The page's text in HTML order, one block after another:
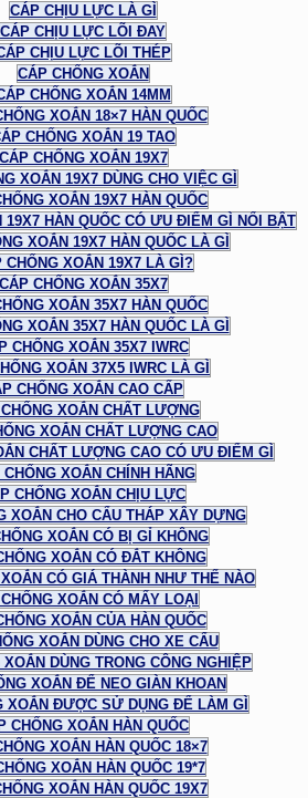
CÁP CHỊU LỰC LÀ GÌ
CÁP CHỊU LỰC LÕI ĐAY
CHỊU LỰC LÕI THÉP
CÁP CHỐNG XOẮN
CHỐNG XOẮN 14MM
XOẮN 18×7 HÀN QUỐC
CHỐNG XOẮN 19 TAO
CÁP CHỐNG XOẮN 19X7
XOẮN 19X7 DÙNG CHO VIỆC GÌ
XOẮN 19X7 HÀN QUỐC
19X7 HÀN QUỐC CÓ ƯU ĐIỂM GÌ NỔI BẬT
XOẮN 19X7 HÀN QUỐC LÀ GÌ
CHỐNG XOẮN 19X7 LÀ GÌ?
CÁP CHỐNG XOẮN 35X7
XOẮN 35X7 HÀN QUỐC
XOẮN 35X7 HÀN QUỐC LÀ GÌ
CHỐNG XOẮN 35X7 IWRC
XOẮN 37X5 IWRC LÀ GÌ
CHỐNG XOẮN CAO CẤP
XOẮN CHẤT LƯỢNG
XOẮN CHẤT LƯỢNG CAO
CHẤT LƯỢNG CAO CÓ ƯU ĐIỂM GÌ
CHỐNG XOẮN CHÍNH HÃNG
CHỐNG XOẮN CHỊU LỰC
XOẮN CHO CẨU THÁP XÂY DỰNG
XOẮN CÓ BỊ GỈ KHÔNG
XOẮN CÓ ĐẮT KHÔNG
CÓ GIÁ THÀNH NHƯ THẾ NÀO
XOẮN CÓ MẤY LOẠI
XOẮN CỦA HÀN QUỐC
XOẮN DÙNG CHO XE CẨU
DÙNG TRONG CÔNG NGHIỆP
XOẮN ĐỂ NEO GIÀN KHOAN
XOẮN ĐƯỢC SỬ DỤNG ĐỂ LÀM GÌ
CHỐNG XOẮN HÀN QUỐC
XOẮN HÀN QUỐC 18×7
XOẮN HÀN QUỐC 19*7
XOẮN HÀN QUỐC 19X7